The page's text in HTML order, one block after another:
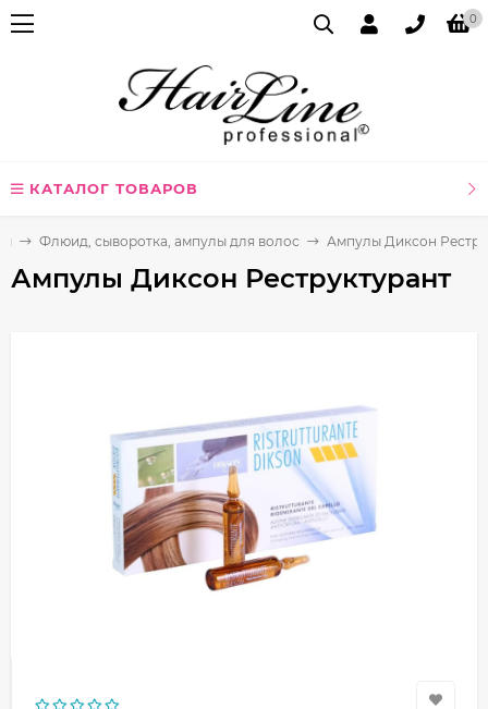
0
КАТАЛОГ ТОВАРОВ
Флюид, сыворотка, ампулы для волос Ампулы Диксон
Ампулы Диксон Реструктурант